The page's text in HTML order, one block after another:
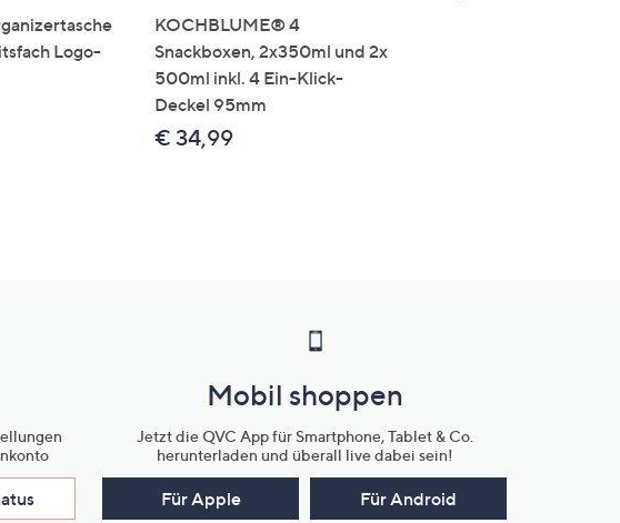
Logo-
KOCHBLUME® 4
Snackboxen, 2x350ml und 2x
500ml inkl. 4 Ein-Klick-
Deckel 95mm
€ 34,99
Mobil shoppen
Jetzt die QVC App für Smartphone, Tablet & Co.
herunterladen und überall live dabei sein!
Für Apple Für Android